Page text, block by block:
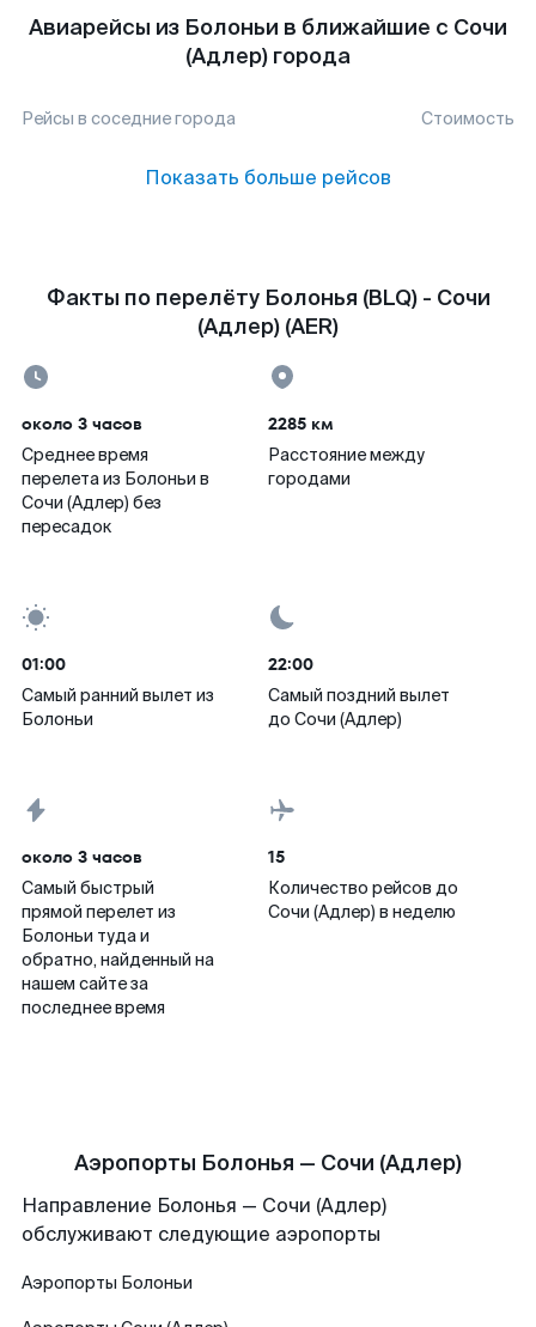
Авиарейсы из Болоньи в ближайшие с Сочи
(Адлер) города
Рейсы в соседние города Стоимость
Показать больше рейсов
Факты по перелёту Болонья (BLQ) - Сочи
(Адлер) (AER)
около 3 часов
Среднее время
перелета из Болоньи в
Сочи (Адлер) без
пересадок
2285 км
Расстояние между
городами
01:00
Самый ранний вылет из
Болоньи
22:00
Самый поздний вылет
до Сочи (Адлер)
около 3 часов
Самый быстрый
прямой перелет из
Болоньи туда и
обратно, найденный на
нашем сайте за
последнее время
15
Количество рейсов до
Сочи (Адлер) в неделю
Аэропорты Болонья — Сочи (Адлер)
Направление Болонья — Сочи (Адлер)
обслуживают следующие аэропорты
Аэропорты Болоньи